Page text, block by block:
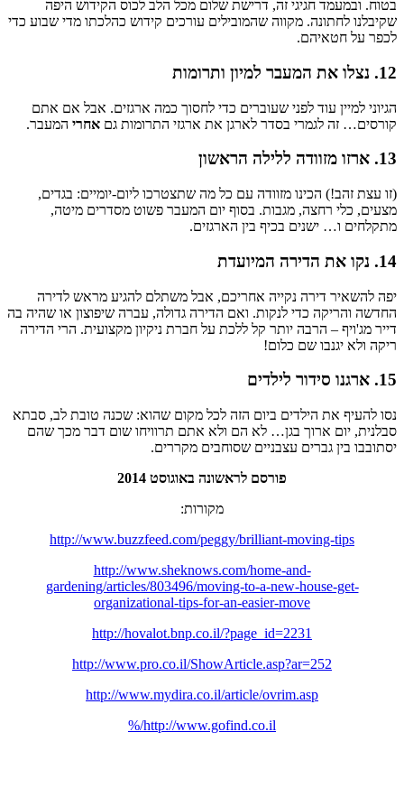
בטוח. ובמעמד חגיגי זה, דרישת שלום מכל הלב לכוס הקידוש היפה
שקיבלנו לחתונה. מקווה שהמובילים עורכים קידוש כהלכתו מדי שבוע כדי
לכפר על חטאיהם.
12. נצלו את המעבר למיון ותרומות
הגיוני למיין עוד לפני שעוברים כדי לחסוך כמה ארגזים. אבל אם אתם
קורסים… זה לגמרי בסדר לארגן את ארגזי התרומות גם אחרי המעבר.
13. ארזו מזוודה ללילה הראשון
(זו עצת זהב!) הכינו מזוודה עם כל מה שתצטרכו ליום-יומיים: בגדים,
מצעים, כלי רחצה, מגבות. בסוף יום המעבר פשוט מסדרים מיטה,
מתקלחים ו… ישנים בכיף בין הארגזים.
14. נקו את הדירה המיועדת
יפה להשאיר דירה נקייה אחריכם, אבל משתלם להגיע מראש לדירה
החדשה והריקה כדי לנקות. ואם הדירה גדולה, עברה שיפוצון או שהיה בה
דייר מג'ויף – הרבה יותר קל ללכת על חברת ניקיון מקצועית. הרי הדירה
ריקה ולא יגנבו שם כלום!
15. ארגנו סידור לילדים
נסו להעיף את הילדים ביום הזה לכל מקום שהוא: שכנה טובת לב, סבתא
סבלנית, יום ארוך בגן… לא הם ולא אתם תרוויחו שום דבר מכך שהם
יסתובבו בין גברים עצבניים שסוחבים מקררים.
פורסם לראשונה באוגוסט 2014
מקורות:
http://www.buzzfeed.com/peggy/brilliant-moving-tips
http://www.sheknows.com/home-and-
gardening/articles/803496/moving-to-a-new-house-get-
organizational-tips-for-an-easier-move
http://hovalot.bnp.co.il/?page_id=2231
http://www.pro.co.il/ShowArticle.asp?ar=252
http://www.mydira.co.il/article/ovrim.asp
http://www.gofind.co.il/%